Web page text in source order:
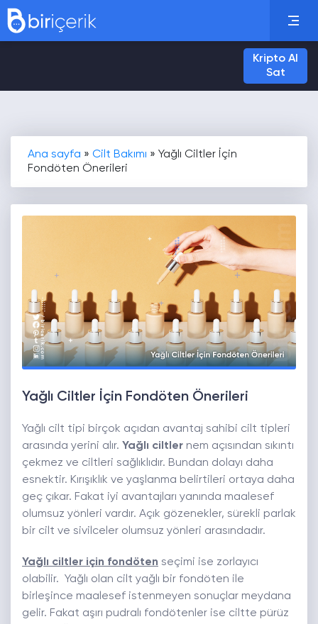
Kripto Al
Sat
Ana sayfa » Cilt Bakımı » Yağlı Ciltler İçin
Fondöten Önerileri
Yağlı Ciltler İçin Fondöten Önerileri
Yağlı cilt tipi birçok açıdan avantaj sahibi cilt tipleri
arasında yerini alır. Yağlı ciltler nem açısından sıkıntı
çekmez ve ciltleri sağlıklıdır. Bundan dolayı daha
esnektir. Kırışıklık ve yaşlanma belirtileri ortaya daha
geç çıkar. Fakat iyi avantajları yanında maalesef
olumsuz yönleri vardır. Açık gözenekler, sürekli parlak
bir cilt ve sivilceler olumsuz yönleri arasındadır.
Yağlı ciltler için fondöten seçimi ise zorlayıcı
olabilir. Yağlı olan cilt yağlı bir fondöten ile
birleşince maalesef istenmeyen sonuçlar meydana
gelir. Fakat aşırı pudralı fondötenler ise ciltte pürüz